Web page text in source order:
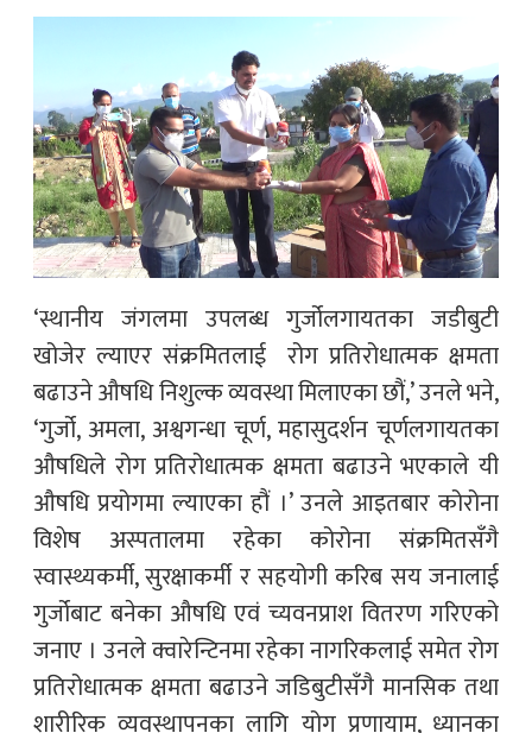
‘स्थानीय जंगलमा उपलब्ध गुर्जोलगायतका जडीबुटी
खोजेर ल्याएर संक्रमितलाई रोग प्रतिरोधात्मक क्षमता
बढाउने औषधि निशुल्क व्यवस्था मिलाएका छौं,’ उनले भने,
‘गुर्जो, अमला, अश्वगन्धा चूर्ण, महासुदर्शन चूर्णलगायतका
औषधिले रोग प्रतिरोधात्मक क्षमता बढाउने भएकाले यी
औषधि प्रयोगमा ल्याएका हौं ।’ उनले आइतबार कोरोना
विशेष अस्पतालमा रहेका कोरोना संक्रमितसँगै
स्वास्थ्यकर्मी, सुरक्षाकर्मी र सहयोगी करिब सय जनालाई
गुर्जोबाट बनेका औषधि एवं च्यवनप्राश वितरण गरिएको
जनाए । उनले क्वारेन्टिनमा रहेका नागरिकलाई समेत रोग
प्रतिरोधात्मक क्षमता बढाउने जडिबुटीसँगै मानसिक तथा
शारीरिक व्यवस्थापनका लागि योग प्रणायाम, ध्यानका